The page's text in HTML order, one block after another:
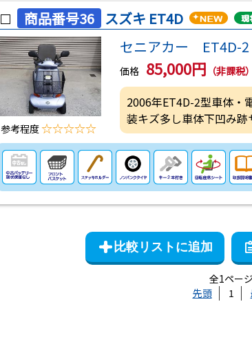
商品番号36 スズキ ET4D
参考程度☆☆☆☆☆
セニアカー ET4D-2
価格 85,000円 （非課税）
2006年ET4D-2型車体・
装キズ多し車体下凹み
全1ページ
先頭
1